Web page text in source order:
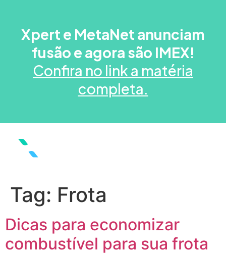
Xpert e MetaNet anunciam
fusão e agora são IMEX!
Confira no link a matéria
completa.
Tag: Frota
Dicas para economizar
combustível para sua frota